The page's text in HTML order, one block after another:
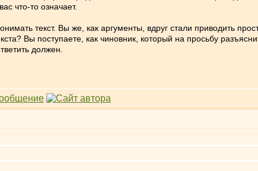
что-то означает.
текст. Вы же, как аргументы, вдруг стали приводить
Вы поступаете, как чиновник, который на просьбу
должен.